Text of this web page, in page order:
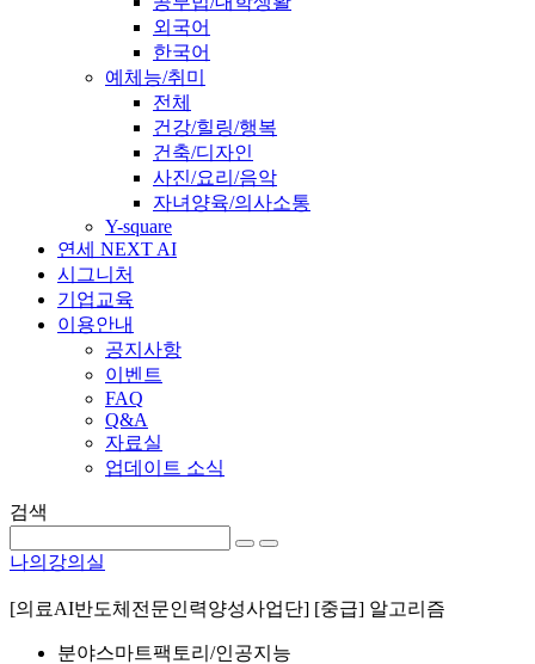
외국어
한국어
예체능/취미
전체
건강/힐링/행복
건축/디자인
사진/요리/음악
자녀양육/의사소통
Y-square
연세 NEXT AI
시그니처
기업교육
이용안내
공지사항
이벤트
FAQ
Q&A
자료실
업데이트 소식
검색
나의강의실
[의료AI반도체전문인력양성사업단] [중급] 알고리즘
분야스마트팩토리/인공지능